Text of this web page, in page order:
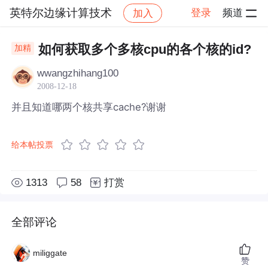
英特尔边缘计算技术 加入 登录 频道
社区 英特尔边缘计算技术 帖子详情
加精 如何获取多个多核cpu的各个核的id?
wwangzhihang100
2008-12-18
并且知道哪两个核共享cache?谢谢
给本帖投票
1313 58 打赏
全部评论
miliggate
赞